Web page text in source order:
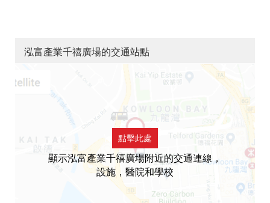
泓富產業千禧廣場的交通站點
點擊此處
顯示泓富產業千禧廣場附近的交通連線，
設施，醫院和學校